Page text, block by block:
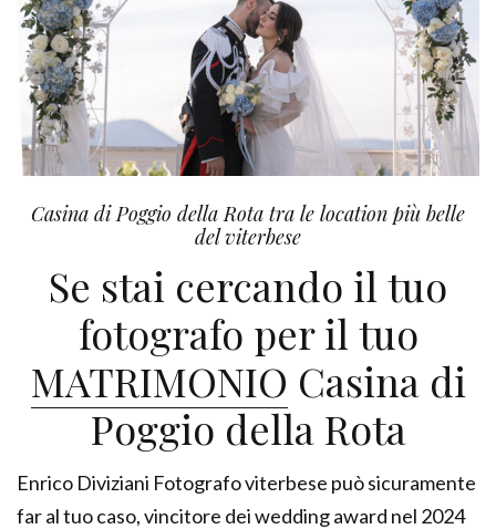
Casina di Poggio della Rota tra le location più belle
del viterbese
Se stai cercando il tuo
fotografo per il tuo
MATRIMONIO Casina di
Poggio della Rota
Enrico Diviziani Fotografo viterbese può sicuramente
far al tuo caso, vincitore dei wedding award nel 2024